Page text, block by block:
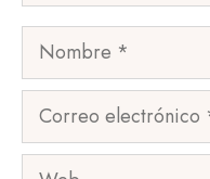
Nombre
Correo
Web